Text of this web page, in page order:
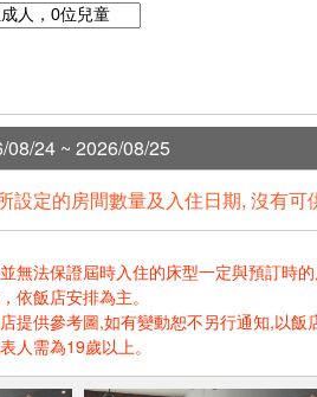
08/24 ~ 2026/08/25
設定的房間數量及入住日期, 沒有
無法保證屆時入住的床型一定與預訂時
依飯店安排為主。
提供參考圖,如有變動恕不另行通知,以飯
人需為19歲以上。